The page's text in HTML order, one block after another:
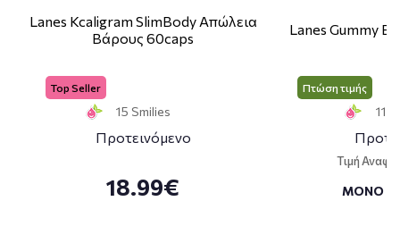
Lanes Kcaligram SlimBody Απώλεια
Βάρους 60caps
Top Seller
15 Smilies
Προτεινόμενο
18.99€
Lanes Gummy
Πτώση τιμής
11
Τιμή
ΜΟΝΟ